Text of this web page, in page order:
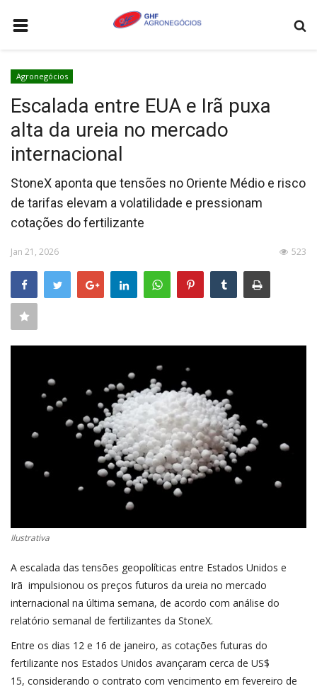
AGRONEGÓCIOS
LEILÕES
FEIRAS E EVENTOS
COTAÇÕES
COMO ANUNCIAR
COLUNISTA
QUEM SOMOS
CONTATO
CONECTE-SE
Agronegócios
Escalada entre EUA e Irã puxa
alta da ureia no mercado
internacional
StoneX aponta que tensões no Oriente Médio e risco
de tarifas elevam a volatilidade e pressionam
cotações do fertilizante
Jan 21, 2026 523
Ilustrativa
A escalada das tensões geopolíticas entre Estados Unidos e
Irã impulsionou os preços futuros da ureia no mercado
internacional na última semana, de acordo com análise do
relatório semanal de fertilizantes da StoneX.
Entre os dias 12 e 16 de janeiro, as cotações futuras do
fertilizante nos Estados Unidos avançaram cerca de US$
15, considerando o contrato com vencimento em fevereiro de